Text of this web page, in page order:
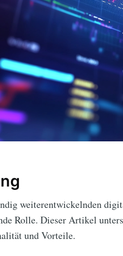
weiterentwickelnden
Rolle. Dieser Artikel
und Vorteile.